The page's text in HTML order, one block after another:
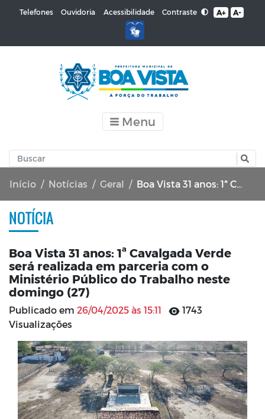
Telefones Ouvidoria Acessibilidade Contraste A+ A-
Menu
Início Notícias Geral Boa Vista 31 anos: 1ª Cavalgada Verde será realizada em parceria com o Ministério Público do Trabalho neste domingo (27)
NOTÍCIA
Boa Vista 31 anos: 1ª Cavalgada Verde
será realizada em parceria com o
Ministério Público do Trabalho neste
domingo (27)
Publicado em 26/04/2025 às 15:11
1743
Visualizações